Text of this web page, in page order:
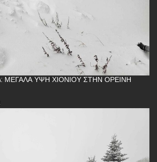
ΜΕΓΆΛΑ ΎΨΗ ΧΙΟΝΙΟΎ ΣΤΗΝ ΟΡΕΙΝΉ